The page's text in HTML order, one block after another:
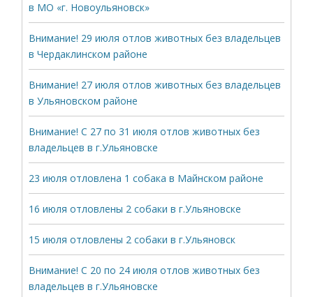
в МО «г. Новоульяновск»
Внимание! 29 июля отлов животных без владельцев
в Чердаклинском районе
Внимание! 27 июля отлов животных без владельцев
в Ульяновском районе
Внимание! С 27 по 31 июля отлов животных без
владельцев в г.Ульяновске
23 июля отловлена 1 собака в Майнском районе
16 июля отловлены 2 собаки в г.Ульяновске
15 июля отловлены 2 собаки в г.Ульяновск
Внимание! С 20 по 24 июля отлов животных без
владельцев в г.Ульяновске